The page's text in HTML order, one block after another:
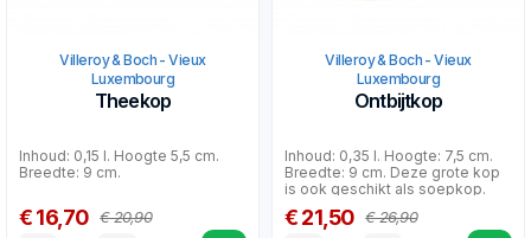
Villeroy & Boch - Vieux
Luxembourg
Theekop
Inhoud: 0,15 l. Hoogte 5,5 cm.
Breedte: 9 cm.
€ 16,70 € 20,90
Villeroy & Boch - Vieux
Luxembourg
Ontbijtkop
Inhoud: 0,35 l. Hoogte: 7,5 cm.
Breedte: 9 cm. Deze grote kop
is ook geschikt als soepkop.
€ 21,50 € 26,90